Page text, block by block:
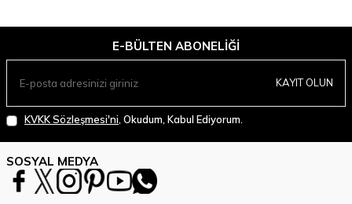
E-BÜLTEN ABONELIĞI
KAYIT OLUN
KVKK Sözleşmesi'ni , Okudum, Kabul Ediyorum.
SOSYAL MEDYA